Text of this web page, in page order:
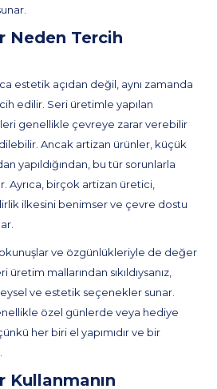
Neden Tercih
estetik açıdan değil, aynı zamanda
edilir. Seri üretimle yapılan
genellikle çevreye zarar verebilir
Ancak artizan ürünler, küçük
yapıldığından, bu tür sorunlarla
Ayrıca, birçok artizan üretici,
ilkesini benimser ve çevre dostu
ve özgünlükleriyle de değer
üretim mallarından sıkıldıysanız,
ve estetik seçenekler sunar.
özel günlerde veya hediye
her biri el yapımıdır ve bir
Kullanmanın